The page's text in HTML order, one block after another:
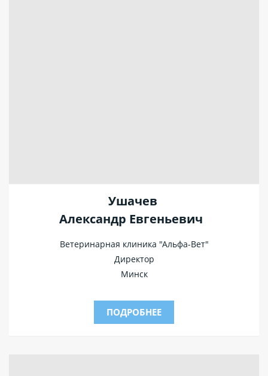
Ушачев
Александр Евгеньевич
Ветеринарная клиника "Альфа-Вет"
Директор
Минск
ПОДРОБНЕЕ